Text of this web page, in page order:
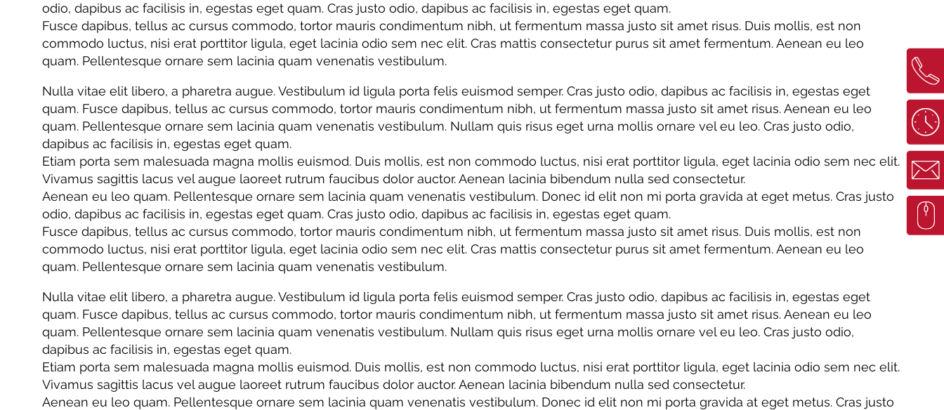
odio, dapibus ac facilisis in, egestas eget quam. Cras justo odio, dapibus ac facilisis in, egestas eget quam.
Fusce dapibus, tellus ac cursus commodo, tortor mauris condimentum nibh, ut fermentum massa justo sit amet risus. Duis mollis, est non
commodo luctus, nisi erat porttitor ligula, eget lacinia odio sem nec elit. Cras mattis consectetur purus sit amet fermentum. Aenean eu leo
quam. Pellentesque ornare sem lacinia quam venenatis vestibulum.
Nulla vitae elit libero, a pharetra augue. Vestibulum id ligula porta felis euismod semper. Cras justo odio, dapibus ac facilisis in, egestas eget
quam. Fusce dapibus, tellus ac cursus commodo, tortor mauris condimentum nibh, ut fermentum massa justo sit amet risus. Aenean eu leo
quam. Pellentesque ornare sem lacinia quam venenatis vestibulum. Nullam quis risus eget urna mollis ornare vel eu leo. Cras justo odio,
dapibus ac facilisis in, egestas eget quam.
Etiam porta sem malesuada magna mollis euismod. Duis mollis, est non commodo luctus, nisi erat porttitor ligula, eget lacinia odio sem nec elit.
Vivamus sagittis lacus vel augue laoreet rutrum faucibus dolor auctor. Aenean lacinia bibendum nulla sed consectetur.
Aenean eu leo quam. Pellentesque ornare sem lacinia quam venenatis vestibulum. Donec id elit non mi porta gravida at eget metus. Cras justo
odio, dapibus ac facilisis in, egestas eget quam. Cras justo odio, dapibus ac facilisis in, egestas eget quam.
Fusce dapibus, tellus ac cursus commodo, tortor mauris condimentum nibh, ut fermentum massa justo sit amet risus. Duis mollis, est non
commodo luctus, nisi erat porttitor ligula, eget lacinia odio sem nec elit. Cras mattis consectetur purus sit amet fermentum. Aenean eu leo
quam. Pellentesque ornare sem lacinia quam venenatis vestibulum.
Nulla vitae elit libero, a pharetra augue. Vestibulum id ligula porta felis euismod semper. Cras justo odio, dapibus ac facilisis in, egestas eget
quam. Fusce dapibus, tellus ac cursus commodo, tortor mauris condimentum nibh, ut fermentum massa justo sit amet risus. Aenean eu leo
quam. Pellentesque ornare sem lacinia quam venenatis vestibulum. Nullam quis risus eget urna mollis ornare vel eu leo. Cras justo odio,
dapibus ac facilisis in, egestas eget quam.
Etiam porta sem malesuada magna mollis euismod. Duis mollis, est non commodo luctus, nisi erat porttitor ligula, eget lacinia odio sem nec elit.
Vivamus sagittis lacus vel augue laoreet rutrum faucibus dolor auctor. Aenean lacinia bibendum nulla sed consectetur.
Aenean eu leo quam. Pellentesque ornare sem lacinia quam venenatis vestibulum. Donec id elit non mi porta gravida at eget metus. Cras justo